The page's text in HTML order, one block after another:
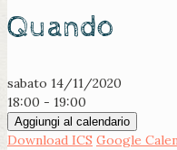
Quando
sabato 14/11/2020
18:00 - 19:00
Aggiungi al calendario
Download ICS Google